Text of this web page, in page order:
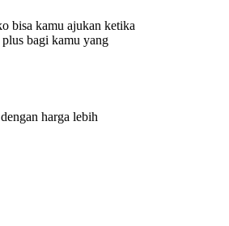
bisa kamu ajukan ketika
bagi kamu yang
harga lebih